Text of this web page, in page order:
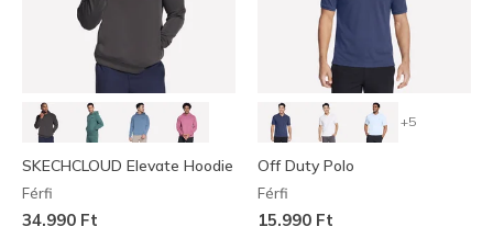
SKECHCLOUD Elevate Hoodie
Férfi
34.990 Ft
+5
Off Duty Polo
Férfi
15.990 Ft